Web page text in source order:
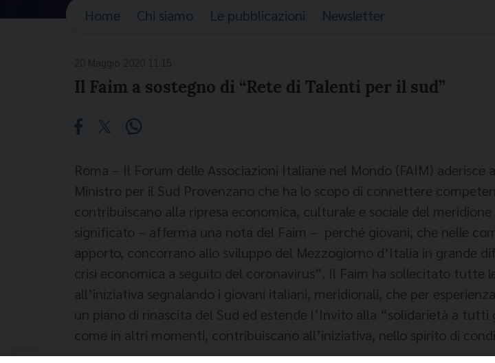
Home Chi siamo Le pubblicazioni Newsletter
Il Faim a sostegno di “Rete di Talenti per il sud”
Roma – Il Forum delle Associazioni Italiane nel Mondo (FAIM) aderisce
Ministro per il Sud Provenzano che ha lo scopo di connettere
contribuiscano alla ripresa economica, culturale e sociale del
significato – afferma una nota del Faim – perché giovani, che nelle
apporto, concorrano allo sviluppo del Mezzogiorno d’Italia in grande
crisi economica a seguito del coronavirus”. Il Faim ha sollecitato tutte
all’iniziativa segnalando i giovani italiani, meridionali, che per
un piano di rinascita del Sud ed estende l’Invito alla “solidarietà a
come in altri momenti, contribuiscano all’iniziativa, nello spirito di